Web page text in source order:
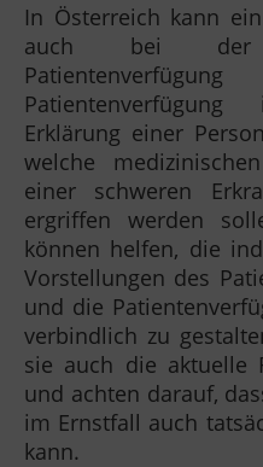
In Österreich kann
auch bei der
Erklärung einer
welche
einer schweren
ergriffen werden
können helfen, die
Vorstellungen des
und die
verbindlich zu
sie auch die aktuelle
und achten darauf,
im Ernstfall auch
kann.